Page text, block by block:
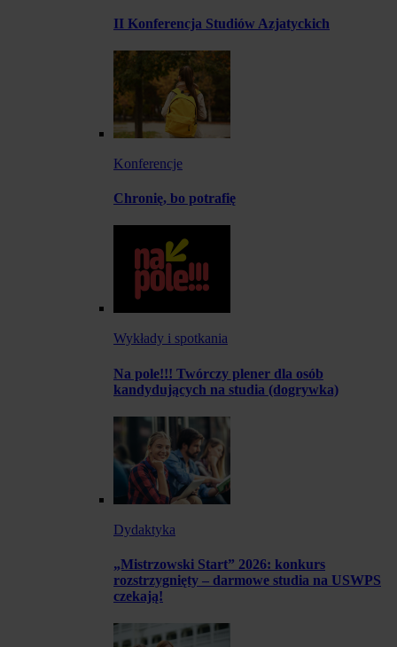
II Konferencja Studiów Azjatyckich
Konferencje
Chronię, bo potrafię
Wykłady i spotkania
Na pole!!! Twórczy plener dla osób
kandydujących na studia (dogrywka)
Dydaktyka
„Mistrzowski Start” 2026: konkurs
rozstrzygnięty – darmowe studia na USWPS
czekają!